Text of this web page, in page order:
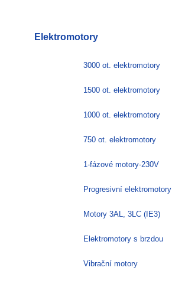
Elektromotory
3000 ot. elektromotory
1500 ot. elektromotory
1000 ot. elektromotory
750 ot. elektromotory
1-fázové motory-230V
Progresivní elektromotory
Motory 3AL, 3LC (IE3)
Elektromotory s brzdou
Vibrační motory